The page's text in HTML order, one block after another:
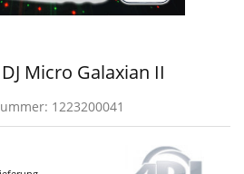
Micro Galaxian II
1223200041